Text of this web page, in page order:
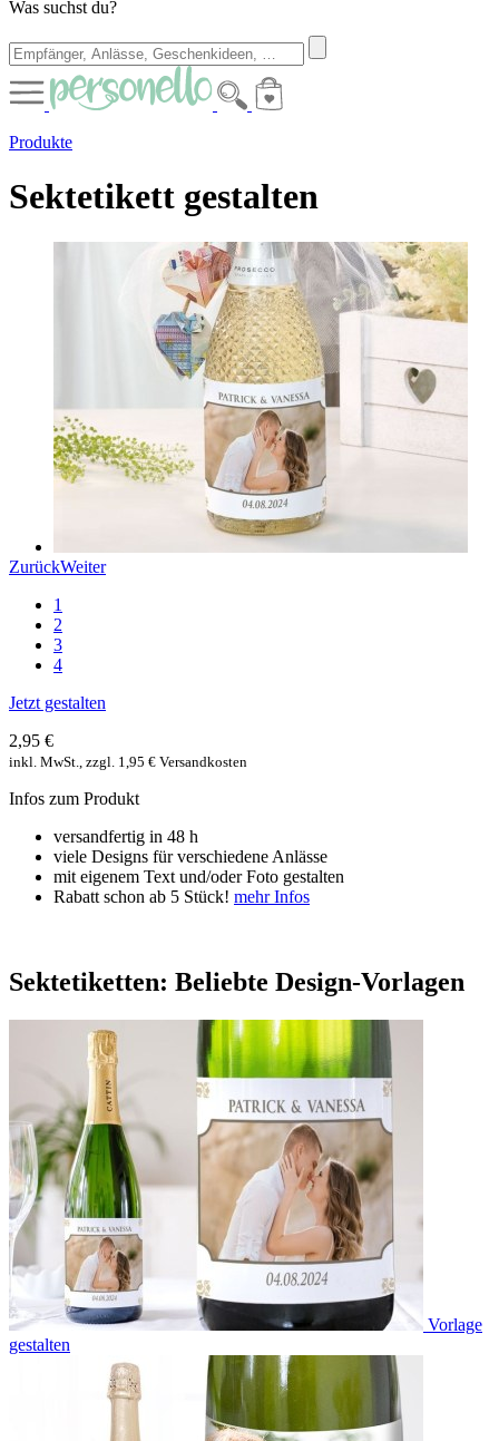
Was suchst du?
Produkte
Sektetikett gestalten
ZurückWeiter
1
2
3
4
Jetzt gestalten
2,95 €
inkl. MwSt., zzgl. 1,95 € Versandkosten
Infos zum Produkt
versandfertig in 48 h
viele Designs für verschiedene Anlässe
mit eigenem Text und/oder Foto gestalten
Rabatt schon ab 5 Stück! mehr Infos
Sektetiketten: Beliebte Design-Vorlagen
Vorlage
gestalten